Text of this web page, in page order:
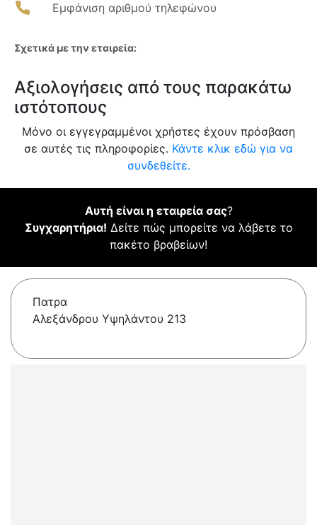
Εμφάνιση αριθμού τηλεφώνου
Σχετικά με την εταιρεία:
Αξιολογήσεις από τους παρακάτω
ιστότοπους
Μόνο οι εγγεγραμμένοι χρήστες έχουν πρόσβαση
σε αυτές τις πληροφορίες. Κάντε κλικ εδώ για να
συνδεθείτε.
Αυτή είναι η εταιρεία σας?
Συγχαρητήρια! Δείτε πώς μπορείτε να λάβετε το
πακέτο βραβείων!
Πατρα
Αλεξάνδρου Υψηλάντου 213